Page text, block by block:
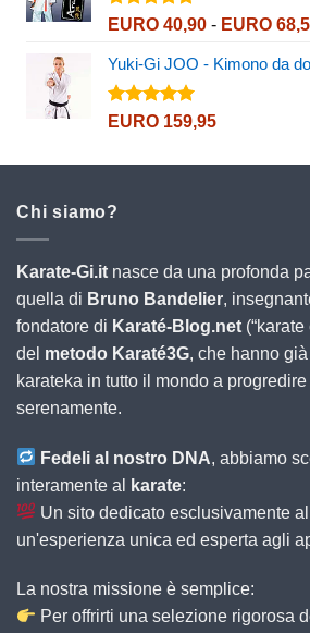
Valutato
EURO40,90 - EURO
Yuki-Gi JOO - Kimono da
Valutato
EURO159,95
Chi siamo?
Karate-Gi.it nasce da una profonda
quella di Bruno Bandelier,
fondatore di Karaté-Blog.net
del metodo Karaté3G, che hanno
karateka in tutto il mondo a
serenamente.
Fedeli al nostro DNA, abbiamo
interamente al
karate:
Un sito dedicato esclusivamente
un'esperienza unica ed esperta agli
La nostra missione è semplice:
Per offrirti una selezione rigorosa